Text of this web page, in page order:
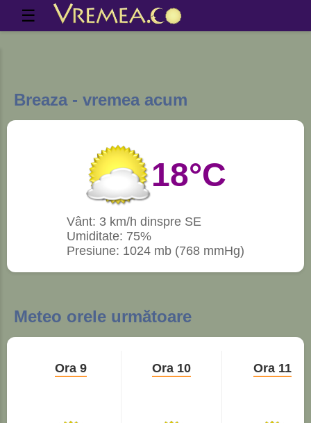
☰
Breaza - vremea acum
18°C
Vânt: 3 km/h dinspre SE
Umiditate: 75%
Presiune: 1024 mb (768 mmHg)
Meteo orele următoare
Ora 9 Ora 10 Ora 11